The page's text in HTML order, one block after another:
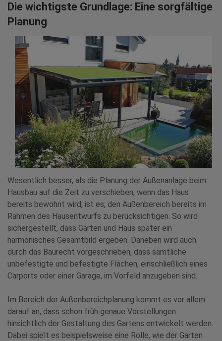
Die wichtigste Grundlage: Eine sorgfältige
Planung
Wesentlich besser, als die Planung der Außenanlage beim
Hausbau auf die Zeit zu verschieben, wenn das Haus
bereits bewohnt wird, ist es, den Außenbereich bereits im
Rahmen des Hausentwurfs zu berücksichtigen. So wird
sichergestellt, dass Garten und Haus später ein
harmonisches Gesamtbild ergeben. Daneben wird auch
durch das Baurecht vorgeschrieben, dass sämtliche
unbefestigte und befestigte Flächen, einschließlich eines
Carports oder einer Garage, im Vorfeld anzugeben sind.
Im Bereich der Außenbereichplanung kommt es vor allem
darauf an, dass schon früh genaue Vorstellungen
hinsichtlich der Gestaltung des Gartens entwickelt werden.
Dabei spielt es beispielsweise eine Rolle, wie der Garten